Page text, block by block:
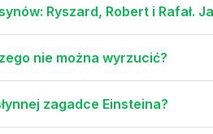
Ryszard, Robert i Rafał.
nie można wyrzucić?
zagadce Einsteina?